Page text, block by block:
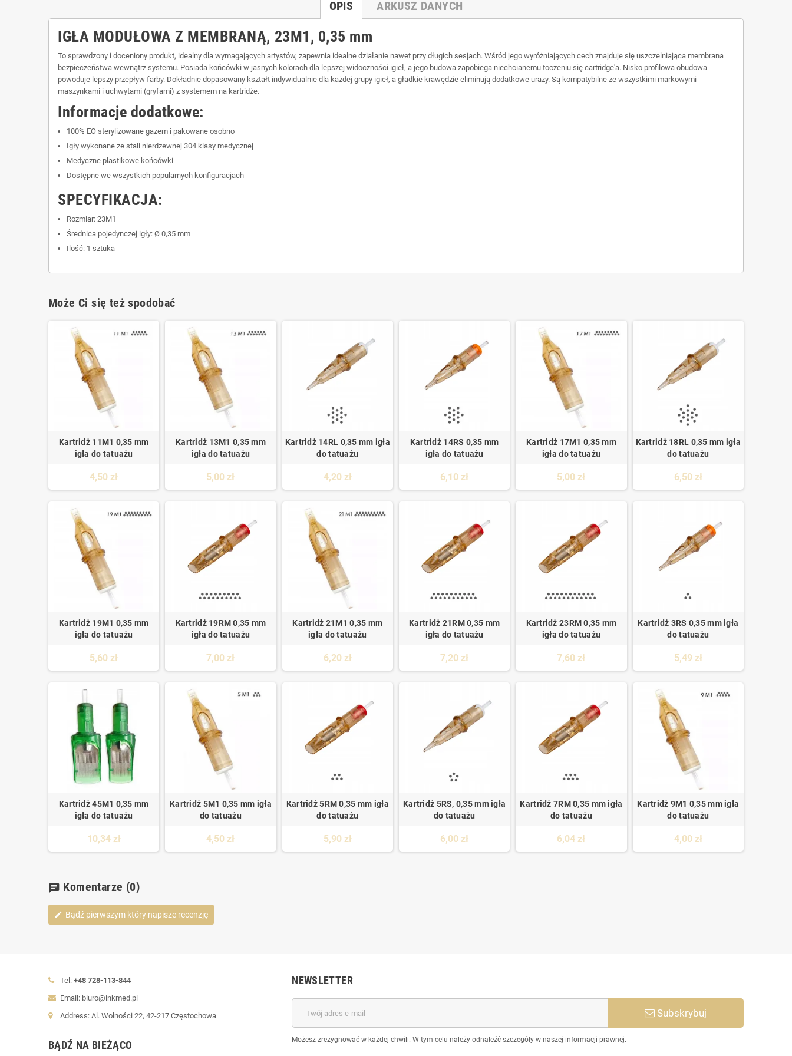
OPIS ARKUSZ DANYCH
IGŁA MODUŁOWA Z MEMBRANĄ, 23M1, 0,35 mm
To sprawdzony i doceniony produkt, idealny dla wymagających artystów, zapewnia idealne działanie nawet przy długich sesjach. Wśród jego wyróżniających cech znajduje się uszczelniająca membrana
bezpieczeństwa wewnątrz systemu. Posiada końcówki w jasnych kolorach dla lepszej widoczności igieł, a jego budowa zapobiega niechcianemu toczeniu się cartridge'a. Nisko profilowa obudowa
powoduje lepszy przepływ farby. Dokładnie dopasowany kształt indywidualnie dla każdej grupy igieł, a gładkie krawędzie eliminują dodatkowe urazy. Są kompatybilne ze wszystkimi markowymi
maszynkami i uchwytami (gryfami) z systemem na kartridże.
Informacje dodatkowe:
100% EO sterylizowane gazem i pakowane osobno
Igły wykonane ze stali nierdzewnej 304 klasy medycznej
Medyczne plastikowe końcówki
Dostępne we wszystkich popularnych konfiguracjach
SPECYFIKACJA:
Rozmiar: 23M1
Średnica pojedynczej igły: Ø 0,35 mm
Ilość: 1 sztuka
Może Ci się też spodobać
Kartridż 11M1 0,35 mm
igła do tatuażu
4,50 zł
Kartridż 13M1 0,35 mm
igła do tatuażu
5,00 zł
Kartridż 14RL 0,35 mm igła
do tatuażu
4,20 zł
Kartridż 14RS 0,35 mm
igła do tatuażu
6,10 zł
Kartridż 17M1 0,35 mm
igła do tatuażu
5,00 zł
Kartridż 18RL 0,35 mm igła
do tatuażu
6,50 zł
Kartridż 19M1 0,35 mm
igła do tatuażu
5,60 zł
Kartridż 19RM 0,35 mm
igła do tatuażu
7,00 zł
Kartridż 21M1 0,35 mm
igła do tatuażu
6,20 zł
Kartridż 21RM 0,35 mm
igła do tatuażu
7,20 zł
Kartridż 23RM 0,35 mm
igła do tatuażu
7,60 zł
Kartridż 3RS 0,35 mm igła
do tatuażu
5,49 zł
Kartridż 45M1 0,35 mm
igła do tatuażu
10,34 zł
Kartridż 5M1 0,35 mm igła
do tatuażu
4,50 zł
Kartridż 5RM 0,35 mm igła
do tatuażu
5,90 zł
Kartridż 5RS, 0,35 mm igła
do tatuażu
6,00 zł
Kartridż 7RM 0,35 mm igła
do tatuażu
6,04 zł
Kartridż 9M1 0,35 mm igła
do tatuażu
4,00 zł
chat Komentarze (0)
edit Bądź pierwszym który napisze recenzję
Tel: +48 728-113-844
Email: biuro@inkmed.pl
Address: Al. Wolności 22, 42-217 Częstochowa
BĄDŹ NA BIEŻĄCO
NEWSLETTER
Subskrybuj
Możesz zrezygnować w każdej chwili. W tym celu należy odnaleźć szczegóły w naszej informacji prawnej.